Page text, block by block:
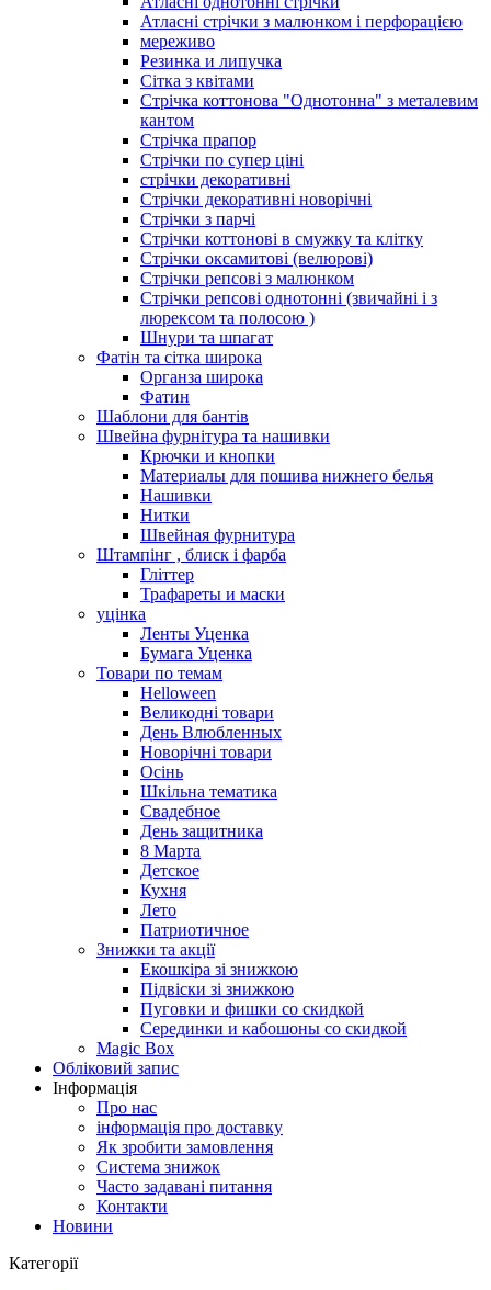
Атласні стрічки з малюнком і перфорацією
мереживо
Резинка и липучка
Сітка з квітами
Стрічка коттонова "Однотонна" з металевим
кантом
Стрічка прапор
Стрічки по супер ціні
стрічки декоративні
Стрічки декоративні новорічні
Стрічки з парчі
Стрічки коттонові в смужку та клітку
Стрічки оксамитові (велюрові)
Стрічки репсові з малюнком
Стрічки репсові однотонні (звичайні і з
люрексом та полосою )
Шнури та шпагат
Фатін та сітка широка
Органза широка
Фатин
Шаблони для бантів
Швейна фурнітура та нашивки
Крючки и кнопки
Материалы для пошива нижнего белья
Нашивки
Нитки
Швейная фурнитура
Штампінг , блиск і фарба
Гліттер
Трафареты и маски
уцінка
Ленты Уценка
Бумага Уценка
Товари по темам
Helloween
Великодні товари
День Влюбленных
Новорічні товари
Осінь
Шкільна тематика
Свадебное
День защитника
8 Марта
Детское
Кухня
Лето
Патриотичное
Знижки та акції
Екошкіра зі знижкою
Підвіски зі знижкою
Пуговки и фишки со скидкой
Серединки и кабошоны со скидкой
Magic Box
Обліковий запис
Інформація
Про нас
інформація про доставку
Як зробити замовлення
Система знижок
Часто задавані питання
Контакти
Новини
Категорії